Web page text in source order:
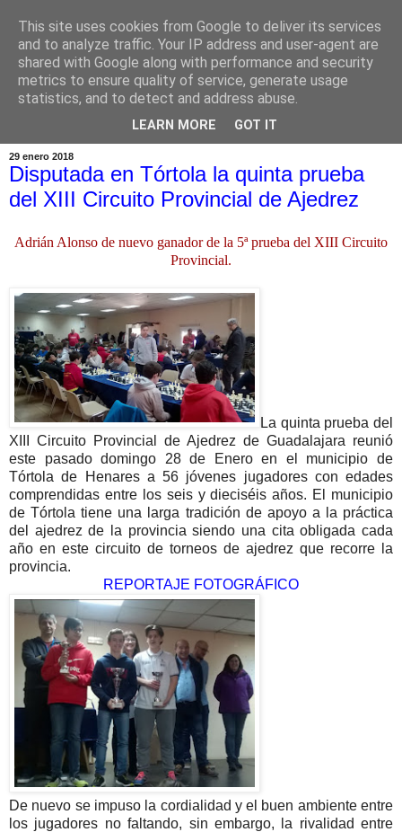
29 enero 2018
Disputada en Tórtola la quinta prueba
del XIII Circuito Provincial de Ajedrez
Adrián Alonso de nuevo ganador de la 5ª prueba del XIII Circuito
Provincial.
La quinta prueba del
XIII Circuito Provincial de Ajedrez de Guadalajara reunió
este pasado domingo 28 de Enero en el municipio de
Tórtola de Henares a 56 jóvenes jugadores con edades
comprendidas entre los seis y dieciséis años. El municipio
de Tórtola tiene una larga tradición de apoyo a la práctica
del ajedrez de la provincia siendo una cita obligada cada
año en este circuito de torneos de ajedrez que recorre la
provincia.
REPORTAJE FOTOGRÁFICO
De nuevo se impuso la cordialidad y el buen ambiente entre
los jugadores no faltando, sin embargo, la rivalidad entre
This site uses cookies from Google to deliver its services
and to analyze traffic. Your IP address and user-agent are
shared with Google along with performance and security
metrics to ensure quality of service, generate usage
statistics, and to detect and address abuse.
LEARN MORE GOT IT